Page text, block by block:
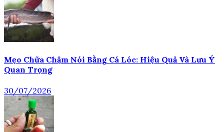
Mẹo Chữa Chậm Nói Bằng Cá Lóc: Hiệu Quả Và Lưu Ý
Quan Trọng
30/07/2026